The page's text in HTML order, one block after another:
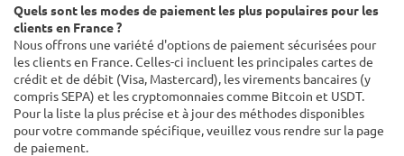
Quels sont les modes de paiement les plus populaires pour les
clients en France ?
Nous offrons une variété d'options de paiement sécurisées pour
les clients en France. Celles-ci incluent les principales cartes de
crédit et de débit (Visa, Mastercard), les virements bancaires (y
compris SEPA) et les cryptomonnaies comme Bitcoin et USDT.
Pour la liste la plus précise et à jour des méthodes disponibles
pour votre commande spécifique, veuillez vous rendre sur la page
de paiement.